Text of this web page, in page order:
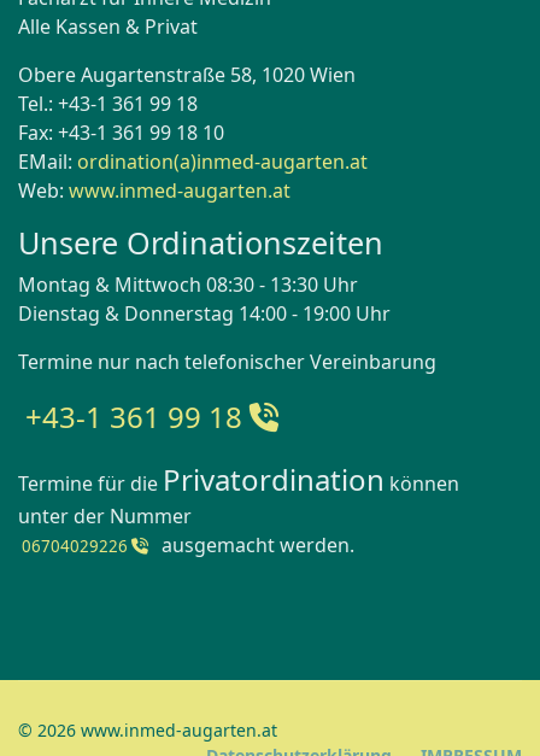
Alle Kassen & Privat
Obere Augartenstraße 58, 1020 Wien
Tel.: +43-1 361 99 18
Fax: +43-1 361 99 18 10
EMail: ordination(a)inmed-augarten.at
Web: www.inmed-augarten.at
Unsere Ordinationszeiten
Montag & Mittwoch 08:30 - 13:30 Uhr
Dienstag & Donnerstag 14:00 - 19:00 Uhr
Termine nur nach telefonischer Vereinbarung
+43-1 361 99 18
Termine für die Privatordination können
unter der Nummer
06704029226 ausgemacht werden.
© 2026 www.inmed-augarten.at